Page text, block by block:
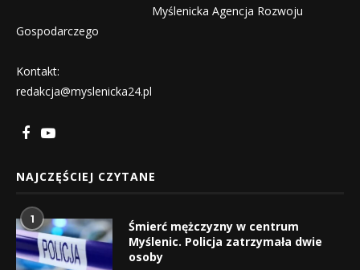
Myślenicka Agencja Rozwoju
Gospodarczego
Kontakt:
redakcja@myslenicka24.pl
NAJCZĘŚCIEJ CZYTANE
1
Śmierć mężczyzny w centrum
Myślenic. Policja zatrzymała dwie
osoby